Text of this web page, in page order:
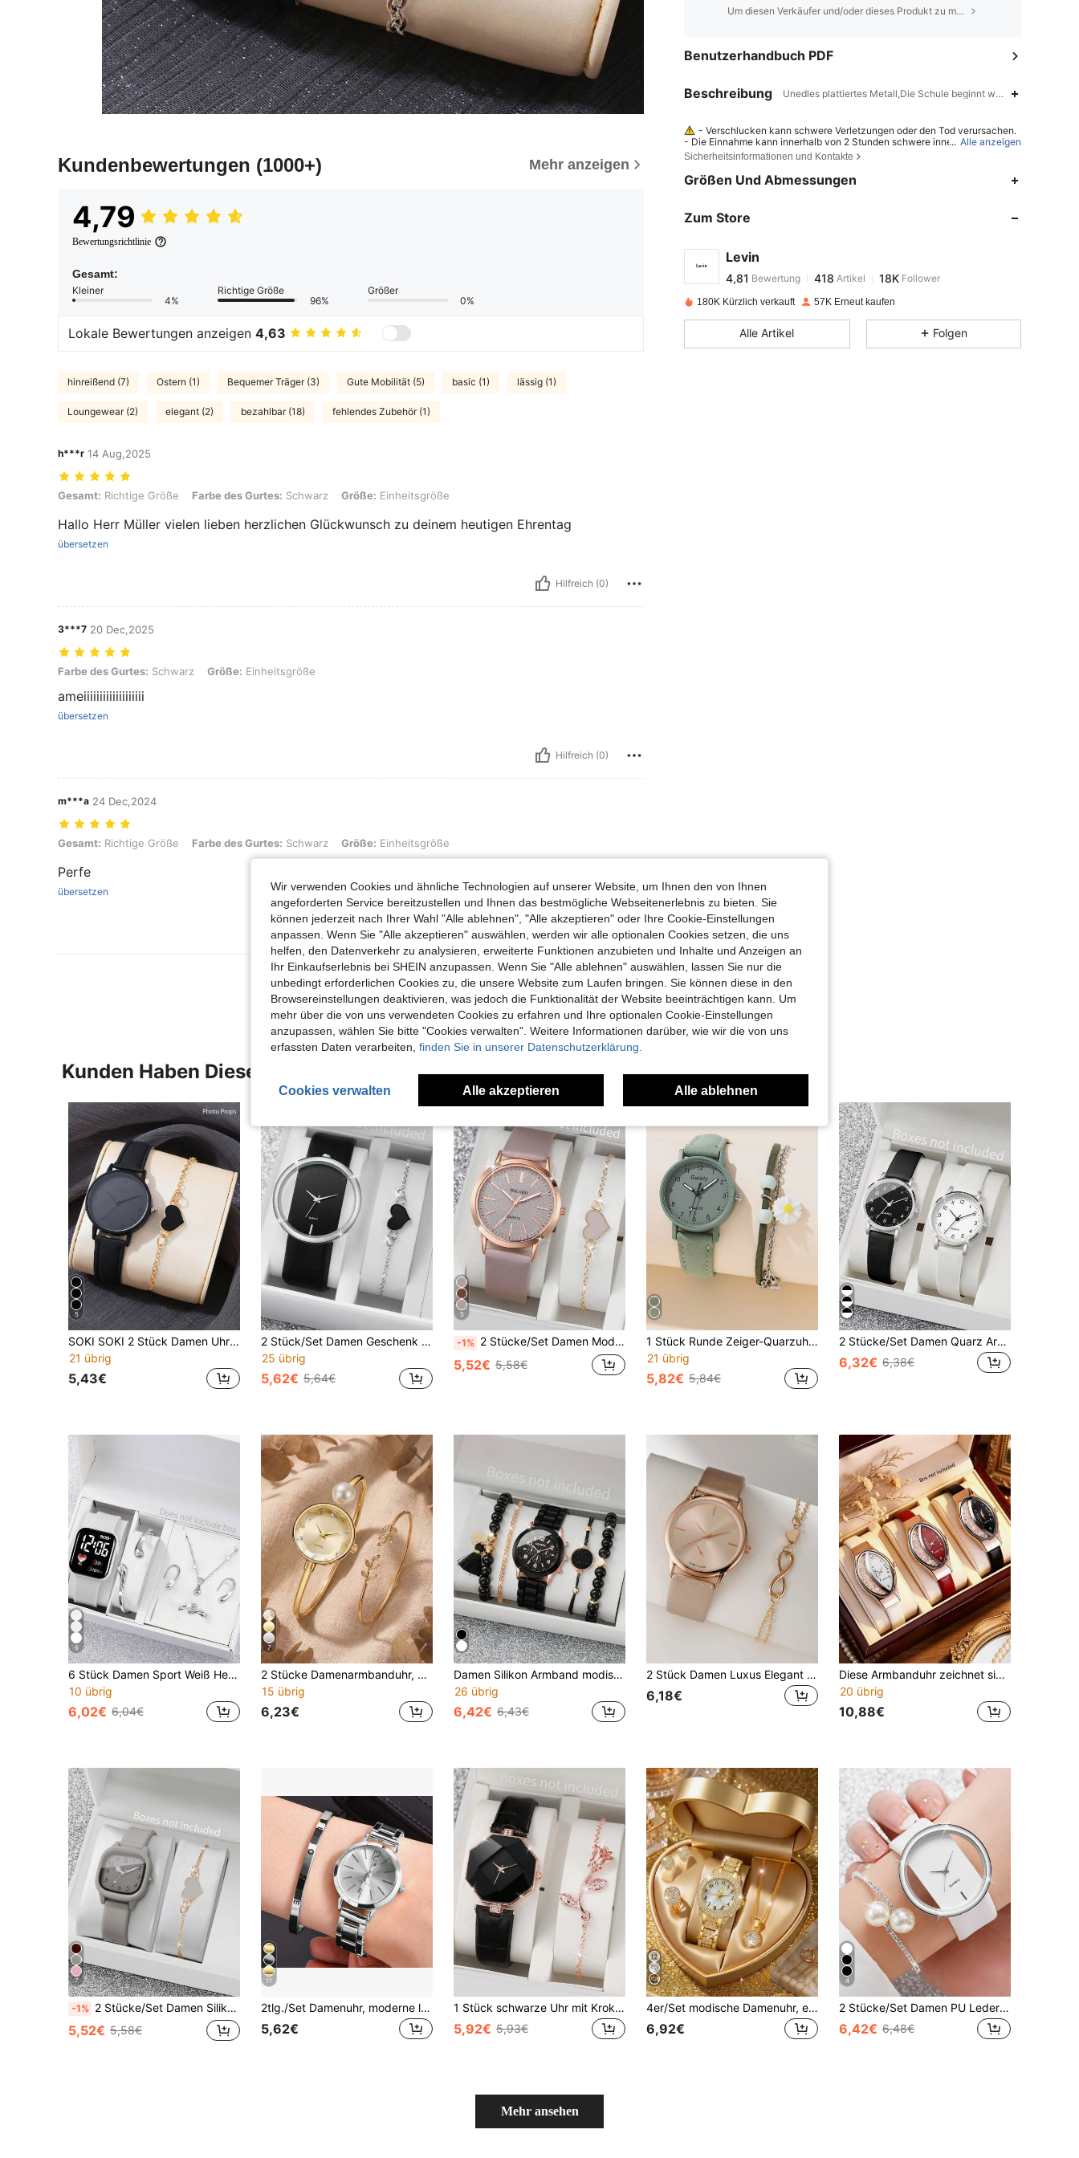
Kundenbewertungen (1000+) Mehr anzeigen
4,79
Bewertungsrichtlinie
Gesamt:
Kleiner
4%
Richtige Größe
96%
Größer
0%
Lokale Bewertungen anzeigen 4,63
hinreißend (7) Ostern (1) Bequemer Träger (3) Gute Mobilität (5) basic (1) lässig (1)
Loungewear (2) elegant (2) bezahlbar (18) fehlendes Zubehör (1)
h***r 14 Aug,2025
Gesamt: Richtige Größe, Farbe des Gurtes: Schwarz, Größe: Einheitsgröße
Gesamt: Richtige Größe Farbe des Gurtes: Schwarz Größe: Einheitsgröße
Hallo Herr Müller vielen lieben herzlichen Glückwunsch zu deinem heutigen Ehrentag
übersetzen
Hilfreich (0)
3***7 20 Dec,2025
Farbe des Gurtes: Schwarz, Größe: Einheitsgröße
Farbe des Gurtes: Schwarz Größe: Einheitsgröße
ameiiiiiiiiiiiiiiiiiii
übersetzen
Hilfreich (0)
m***a 24 Dec,2024
Gesamt: Richtige Größe, Farbe des Gurtes: Schwarz, Größe: Einheitsgröße
Gesamt: Richtige Größe Farbe des Gurtes: Schwarz Größe: Einheitsgröße
Perfe
übersetzen
Hilfreich (0)
Mehr Bewertungen Ansehen
Um diesen Verkäufer und/oder dieses Produkt zu melden
Benutzerhandbuch PDF
Beschreibung Unedles plattiertes Metall,Die Schule beginnt wieder!,Herz
- Verschlucken kann schwere Verletzungen oder den Tod verursachen.
- Die Einnahme kann innerhalb von 2 Stunden schwere innere Verätzungen
verursachen. - Suchen Sie sofort einen Arzt auf, wenn eine Batterie verschl
chte Batterien außerhalb der Reichweite von Kindern auf. - Stellen Sie sich
er, dass das Batteriefach immer fest verschlossen ist.
... Alle anzeigen
Sicherheitsinformationen und Kontakte
Größen Und Abmessungen
Zum Store
Levin
4,81 418
4,81
4,81 418 18K
p***abezahltVor 1 Tag
4,81 418 18K
180K Kürzlich verkauft 57K Erneut kaufen
Alle Artikel Folgen
Kunden Haben Diese Artikel Auch Angeschaut
5
SOKI SOKI 2 Stück Damen Uhren Set, Armbanduhr mit schwarzem PU Lederband und Armband, geeignet für den täglichen Gebrauch, Geburtstagsgeschenk, Party, Feierlichkeiten, ideales Geschenk für sich selbst oder Freunde. Ohne Geschenkbox.
21 übrig
5,43€
2 Stück/Set Damen Geschenk Uhr mit Lederarmband, modische minimalistische Uhr mit Hohlzifferblatt klassisches Quarzwerk + Armband in Herzform (Uhrenbox nicht enthalten)
25 übrig
5,62€ 5,64€
5
-1% 2 Stücke/Set Damen Mode einfaches Skala Zifferblatt klassisch elegante Quarz Armbanduhr + Herz-förmiges Armband, Uhrenbox nicht enthalten
5,52€ 5,58€
1 Stück Runde Zeiger-Quarzuhr & 1 Stück Armband mit Gänseblümchen Dekor
21 übrig
5,82€ 5,84€
2 Stücke/Set Damen Quarz Armbanduhr mit Digitalanzeige & Leder Gürtel, Modische Accessoires für den Alltag
6,32€ 6,38€
6
6 Stück Damen Sport Weiß Herzförmige Digitaluhr & Elegantes Tränenform Schmuckset, romantisches Geschenk, geeignet für den täglichen Gebrauch
10 übrig
6,02€ 6,04€
7
2 Stücke Damenarmbanduhr, minimalistische luxuriöse Mode runde Strass-Zifferblatt Armbanduhr, elegante Damen-Quarzuhr mit 1 Stück Blatt-Legierung Armband, geeignet für den täglichen Gebrauch, Feiertagsparty, Valentinstag, Jahrestag, Weihnachten und andere Anlässe, Geschenk für Freundin, Goldene Uhr
15 übrig
6,23€
Damen Silikon Armband modische einfache Quarz Uhr + Armband Set (5 Stück/Set) als Geschenk für Studenten zum Schulstart
26 übrig
6,42€ 6,43€
2 Stück Damen Luxus Elegant Mode Uhr + Exquisites Armband, hervorragendes Geschenk für sie an Feiertagen
6,18€
Diese Armbanduhr zeichnet sich durch ein einzigartiges "Katzenaugen"-Design aus, mit einem roségoldenen Gehäuse kombiniert mit weißen, roten oder schwarzen Zifferblättern, die luxuriösen Charme ausstrahlen. Das halbkreisförmige Zifferblatt ist mit funkelndem "Quicksand" und Strasssteinen verziert, was ein müheloses Modebewusstsein und ein "Bling Bling" luxuriöses Gefühl vermittelt. In Kombination mit einem passenden Lederarmband verleiht sie einen Hauch von reiner Eleganz. Das weiche Lederarmband liegt bequem am Handgelenk und macht sie zu einem perfekten Accessoire für verschiedene Anlässe.
20 übrig
10,88€
7
-1% 2 Stücke/Set Damen Silikon Uhr mit quadratischem Ziffernblatt & elegante Quarz Armbanduhr + Armband in Herzform (Uhrenbox nicht enthalten)
5,52€ 5,58€
11
2tlg./Set Damenuhr, moderne legierter Damen Quarzuhr mit Stahlarmband und liebevoll geformter Armbanduhr
5,62€
1 Stück schwarze Uhr mit Krokodil Prägung, Strass Dekor, PU Armband, geometrisches Zifferblatt, Quarz Uhrwerk & 1 Stück Armband, für den täglichen Gebrauch als Geschenk für Schüler bei Schulbeginn
5,92€ 5,93€
4er/Set modische Damenuhr, elegante Luxus-Quarzuhr mit Strass-Blumenzifferblatt, Strass-Halskette, Ohrringe, Ring, geeignet für den täglichen Gebrauch, Feiertagspartys, Hochzeiten, Weihnachten und andere Anlässe, Geschenk für die Freundin
6,92€
4
2 Stücke/Set Damen PU Leder Armband Modische einfache Hohlausschnitt Zifferblatt Quarz Armbanduhr als Geschenk für Studenten zum Schulstart
6,42€ 6,48€
Mehr ansehen
Wir verwenden Cookies und ähnliche Technologien auf unserer Website, um Ihnen den von Ihnen
angeforderten Service bereitzustellen und Ihnen das bestmögliche Webseitenerlebnis zu bieten. Sie
können jederzeit nach Ihrer Wahl "Alle ablehnen", "Alle akzeptieren" oder Ihre Cookie-Einstellungen
anpassen. Wenn Sie "Alle akzeptieren" auswählen, werden wir alle optionalen Cookies setzen, die uns
helfen, den Datenverkehr zu analysieren, erweiterte Funktionen anzubieten und Inhalte und Anzeigen an
Ihr Einkaufserlebnis bei SHEIN anzupassen. Wenn Sie "Alle ablehnen" auswählen, lassen Sie nur die
unbedingt erforderlichen Cookies zu, die unsere Website zum Laufen bringen. Sie können diese in den
Browsereinstellungen deaktivieren, was jedoch die Funktionalität der Website beeinträchtigen kann. Um
mehr über die von uns verwendeten Cookies zu erfahren und Ihre optionalen Cookie-Einstellungen
anzupassen, wählen Sie bitte "Cookies verwalten". Weitere Informationen darüber, wie wir die von uns
erfassten Daten verarbeiten, finden Sie in unserer Datenschutzerklärung.
Cookies verwalten Alle akzeptieren Alle ablehnen